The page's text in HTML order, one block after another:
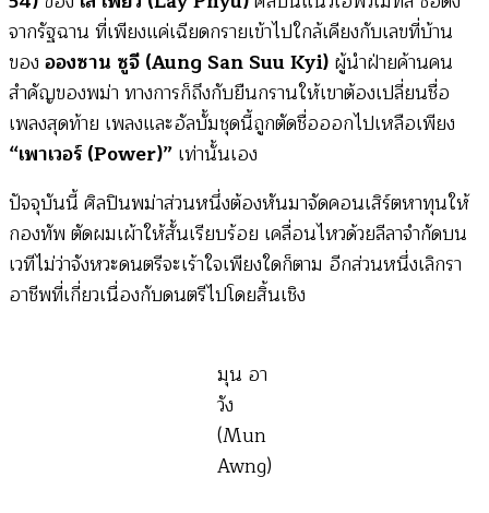
จากรัฐฉาน ที่เพียงแค่เฉียดกรายเข้าไปใกล้เคียงกับเลขที่บ้าน
ของ อองซาน ซูจี (Aung San Suu Kyi) ผู้นำฝ่ายค้านคน
สำคัญของพม่า ทางการก็ถึงกับยืนกรานให้เขาต้องเปลี่ยนชื่อ
เพลงสุดท้าย เพลงและอัลบั้มชุดนี้ถูกตัดชื่อออกไปเหลือเพียง
“เพาเวอร์ (Power)” เท่านั้นเอง
ปัจจุบันนี้ ศิลปินพม่าส่วนหนึ่งต้องหันมาจัดคอนเสิร์ตหาทุนให้
กองทัพ ตัดผมเผ้าให้สั้นเรียบร้อย เคลื่อนไหวด้วยลีลาจำกัดบน
เวทีไม่ว่าจังหวะดนตรีจะเร้าใจเพียงใดก็ตาม อีกส่วนหนึ่งเลิกรา
อาชีพที่เกี่ยวเนื่องกับดนตรีไปโดยสิ้นเชิง
มุน อา
วัง
(Mun
Awng)